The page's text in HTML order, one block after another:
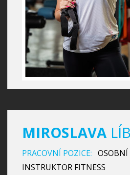
MIROSLAVA
PRACOVNÍ POZICE: OSOBNÍ
INSTRUKTOR FITNESS